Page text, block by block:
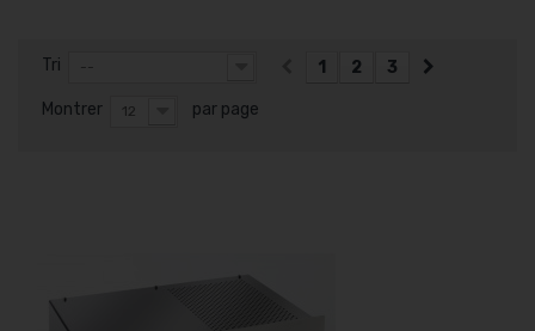
Tri --
Montrer 12 par page
1 2 3